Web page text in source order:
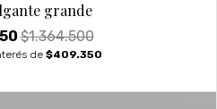
grande
$1.364.500
de $409.350